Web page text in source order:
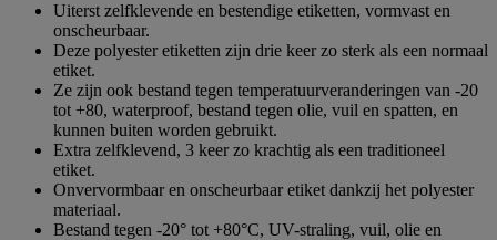
sterren.
Uiterst zelfklevende en bestendige etiketten, vormvast en
onscheurbaar.
Deze polyester etiketten zijn drie keer zo sterk als een normaal
etiket.
Ze zijn ook bestand tegen temperatuurveranderingen van -20
tot +80, waterproof, bestand tegen olie, vuil en spatten, en
kunnen buiten worden gebruikt.
Extra zelfklevend, 3 keer zo krachtig als een traditioneel
etiket.
Onvervormbaar en onscheurbaar etiket dankzij het polyester
materiaal.
Bestand tegen -20° tot +80°C, UV-straling, vuil, olie en